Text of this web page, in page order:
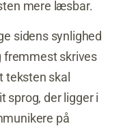
mere læsbar.
sidens synlighed
fremmest skrives
teksten skal
sprog, der ligger i
på